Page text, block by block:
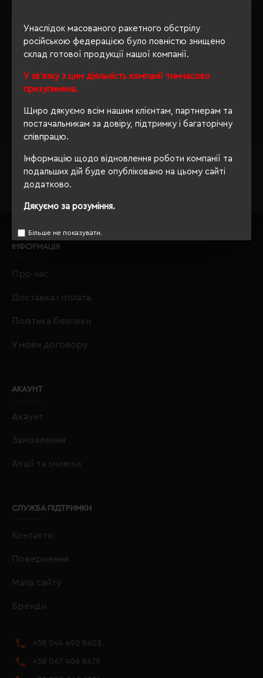
Унаслідок масованого ракетного обстрілу
російською федерацією було повністю знищено
склад готової продукції нашої компанії.
У зв'язку з цим діяльність компанії тимчасово
призупинена.
Щиро дякуємо всім нашим клієнтам, партнерам та
постачальникам за довіру, підтримку і багаторічну
співпрацю.
Інформацію щодо відновлення роботи компанії та
подальших дій буде опубліковано на цьому сайті
додатково.
Дякуємо за розуміння.
Більше не показувати.
Також Ви можете зателефонувати нам по телефону
+380444928603, і наші менеджери із задоволенням
проконсультують і підберуть для Вас оптимальний
Обираючи продукцію в нашому інтернет-магазині, Ви
ми завжди будемо раді бачити Вас знову.
Завжди Ваш
crm@eurobusiness.com.ua,
ІНФОРМАЦІЯ
Про нас
Доставка і оплата
Політика безпеки
Умови договору
АКАУНТ
Акаунт
Замовлення
Акції та знижки
СЛУЖБА ПІДТРИМКИ
Контакти
Повернення
Мапа сайту
Бренди
+38 044 492 8603
+38 067 406 8679